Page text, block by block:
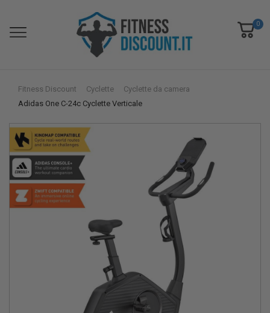
0
Fitness Discount Cyclette
Cyclette da camera
Adidas One C-24c Cyclette Verticale